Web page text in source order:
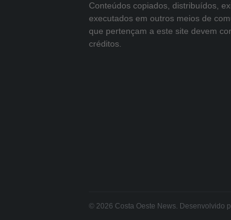
Conteúdos copiados, distribuídos,
executados em outros meios de
que pertençam a este site devem
créditos.
© 2026 Costa Oeste News. Desenvolvido